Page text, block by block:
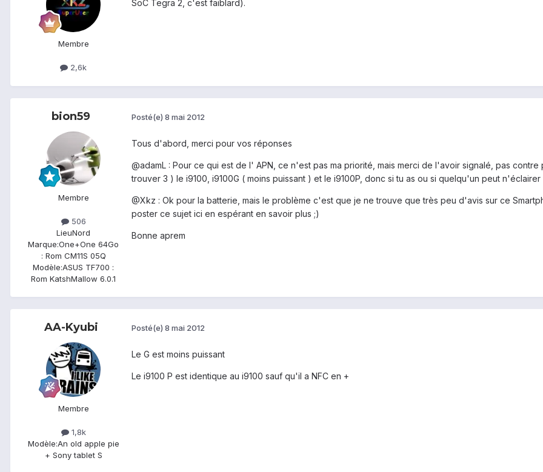
Membre
2,6k
SoC Tegra 2, c'est faiblard).
bion59
Membre
506
LieuNord
Marque:One+One 64Go
: Rom CM11S 05Q
Modèle:ASUS TF700 :
Rom KatshMallow 6.0.1
Posté(e) 8 mai 2012
Tous d'abord, merci pour vos réponses
@adamL : Pour ce qui est de l' APN, ce n'est pas ma priorité, mais merci de l'avoir signalé, pas
trouver 3 ) le i9100, i9100G ( moins puissant ) et le i9100P, donc si tu as ou si quelqu'un peut
@Xkz : Ok pour la batterie, mais le problème c'est que je ne trouve que très peu d'avis sur ce
poster ce sujet ici en espérant en savoir plus ;)
Bonne aprem
AA-Kyubi
Membre
1,8k
Modèle:An old apple pie
+ Sony tablet S
Posté(e) 8 mai 2012
Le G est moins puissant
Le i9100 P est identique au i9100 sauf qu'il a NFC en +